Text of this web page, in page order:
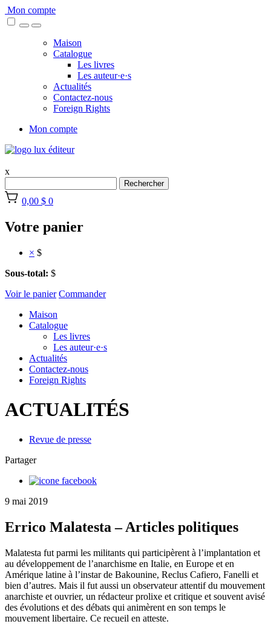
Skip
to
Mon compte
Maison
Catalogue
Les livres
Les auteur·e·s
Actualités
Contactez-nous
Foreign Rights
Mon compte
x
Rechercher
0,00 $ 0
Votre panier
× $
Sous-total: $
Voir le panier Commander
Maison
Catalogue
Les livres
Les auteur·e·s
Actualités
Contactez-nous
Foreign Rights
ACTUALITÉS
Revue de presse
Partager
9 mai 2019
Errico Malatesta – Articles politiques
Malatesta fut parmi les militants qui participèrent à l’implantation et
au développement de l’anarchisme en Italie, en Europe et en
Amérique latine à l’instar de Bakounine, Reclus Cafiero, Fanelli et
bien d’autres. Mais il fut aussi un observateur attentif du mouvement
anarchiste et ouvrier, un rédacteur prolixe et critique et souvent avisé
des évolutions et des débats qui animèrent en son temps le
mouvement libertaire. Ce recueil en atteste.